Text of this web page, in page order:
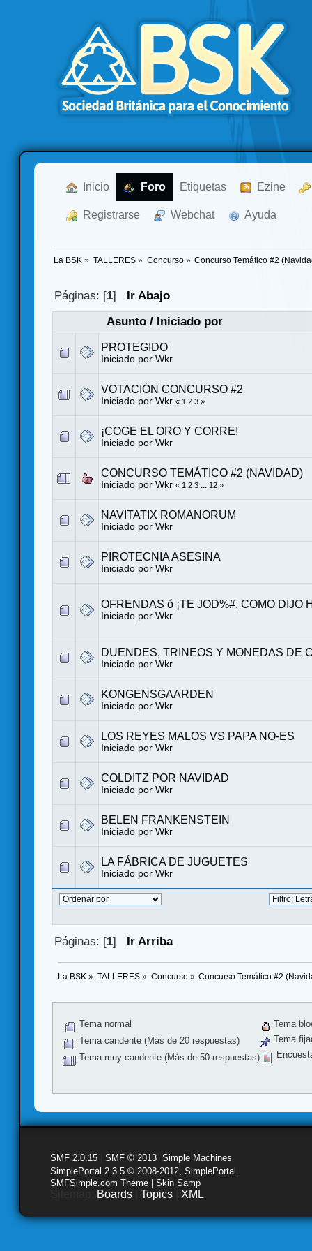
Inicio Foro Etiquetas Ezine
Registrarse Webchat Ayuda
La BSK » TALLERES» Concurso» Concurso Temático #2
Páginas: [1]
Ir Abajo
Asunto/ Iniciado por
PROTEGIDO
Iniciado por Wkr
VOTACIÓN CONCURSO #2
Iniciado por Wkr « 1 2 3 »
¡COGE EL ORO Y CORRE!
Iniciado por Wkr
CONCURSO TEMÁTICO #2 (NAVIDAD)
Iniciado por Wkr « 1 2 3 ... 12 »
NAVITATIX ROMANORUM
Iniciado por Wkr
PIROTECNIA ASESINA
Iniciado por Wkr
OFRENDAS ó ¡TE JOD%#, COMO DIJO
Iniciado por Wkr
DUENDES, TRINEOS Y MONEDAS DE
Iniciado por Wkr
KONGENSGAARDEN
Iniciado por Wkr
LOS REYES MALOS VS PAPA NO-ES
Iniciado por Wkr
COLDITZ POR NAVIDAD
Iniciado por Wkr
BELEN FRANKENSTEIN
Iniciado por Wkr
LA FÁBRICA DE JUGUETES
Iniciado por Wkr
Páginas: [1] Ir Arriba
La BSK » TALLERES» Concurso» Concurso Temático #2
Tema normal
Tema candente (Más de 20 respuestas)
Tema muy candente (Más de 50 respuestas)
Tema
Tema
SMF 2.0.15 SMF © 2013 Simple Machines
SimplePortal 2.3.5 © 2008-2012, SimplePortal
SMFSimple.com Theme | Skin Samp
Boards Topics XML